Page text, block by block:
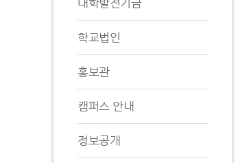
대학발전기금
학교법인
홍보관
캠퍼스 안내
정보공개